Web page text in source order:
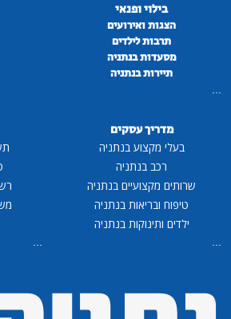
בילוי ופנאי
הצגות ואירועים
תרבות לילדים
מסעדות בנתניה
תיירות בנתניה
...
מדריך עסקים
בעלי מקצוע בנתניה
רכב בנתניה
שרותים מקצועיים בנתניה
טיפוח ובריאות בנתניה
ילדים ותינוקות בנתניה
...
...